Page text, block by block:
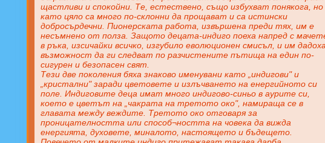
щастливи и спокойни. Те, естествено, също избухват понякога, но
като цяло са много по-склонни да прощават и са истински
добросърдечни. Пионерската работа, извършена преди тях, им е
несъмнено от полза. Защото децата-индиго поеха напред с
в ръка, изсичайки всичко, изгубило еволюционен смисъл, и им дадоха
възможност да ги следват по разчистените пътища на един по-
сигурен и безопасен свят.
Тези две поколения бяха знаково именувани като „индигови" и
„кристални" заради цветовете и излъчването на енергийното си
поле. Индиговите деца имат много индигово-синьо в аурите си,
което е цветът на „чакрата на третото око", намираща се в
главата между веждите. Третото око отговаря за
проницателността или способ¬ността на човека да вижда
енергията, духовете, миналото, настоящето и бъдещето.